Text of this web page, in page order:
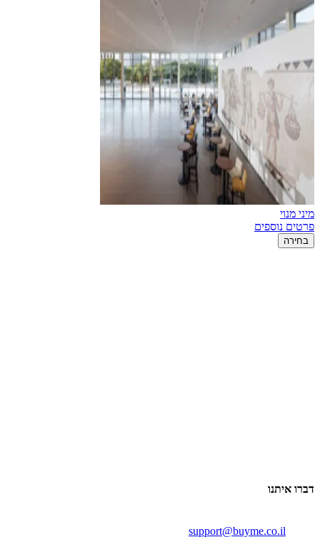
מיני מנוי
פרטים נוספים
בחירה
דברו איתנו
support@buyme.co.il